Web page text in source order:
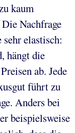
kaum
Die Nachfrage
elastisch:
hängt die
ab. Jede
führt zu
Anders bei
beispielsweise